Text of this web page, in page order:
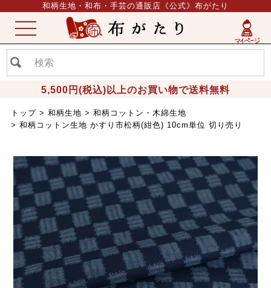
和柄生地・和布・手芸の通販店《公式》布がたり
5,500円(税込)以上のお買い物で送料無料
ME
NU
トップ 和柄生地
和柄コットン・木綿生地
和柄コットン生地 かすり市松柄(紺色) 10cm単位 切り売り